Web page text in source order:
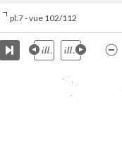
pl.7 - vue 102/112